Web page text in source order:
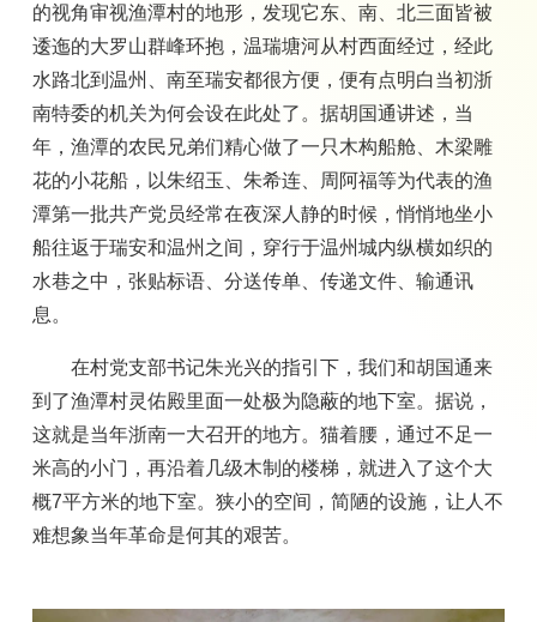
的视角审视渔潭村的地形，发现它东、南、北三面皆被
逶迤的大罗山群峰环抱，温瑞塘河从村西面经过，经此
水路北到温州、南至瑞安都很方便，便有点明白当初浙
南特委的机关为何会设在此处了。据胡国通讲述，当
年，渔潭的农民兄弟们精心做了一只木构船舱、木梁雕
花的小花船，以朱绍玉、朱希连、周阿福等为代表的渔
潭第一批共产党员经常在夜深人静的时候，悄悄地坐小
船往返于瑞安和温州之间，穿行于温州城内纵横如织的
水巷之中，张贴标语、分送传单、传递文件、输通讯
息。
在村党支部书记朱光兴的指引下，我们和胡国通来
到了渔潭村灵佑殿里面一处极为隐蔽的地下室。据说，
这就是当年浙南一大召开的地方。猫着腰，通过不足一
米高的小门，再沿着几级木制的楼梯，就进入了这个大
概7平方米的地下室。狭小的空间，简陋的设施，让人不
难想象当年革命是何其的艰苦。